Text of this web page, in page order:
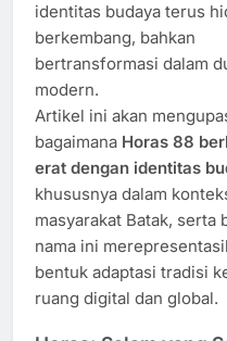
identitas budaya terus
berkembang, bahkan
bertransformasi dalam
modern.
Artikel ini akan
bagaimana Horas 88
erat dengan identitas
khususnya dalam
masyarakat Batak, serta
nama ini
bentuk adaptasi tradisi
ruang digital dan global.